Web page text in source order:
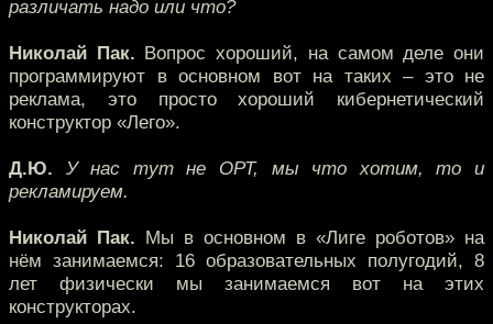
различать надо или что?
Николай Пак. Вопрос хороший, на самом деле они
программируют в основном вот на таких – это не
реклама, это просто хороший кибернетический
конструктор «Лего».
Д.Ю. У нас тут не ОРТ, мы что хотим, то и
рекламируем.
Николай Пак. Мы в основном в «Лиге роботов» на
нём занимаемся: 16 образовательных полугодий, 8
лет физически мы занимаемся вот на этих
конструкторах.